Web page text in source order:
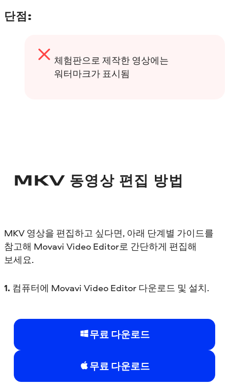
단점:
체험판으로 제작한 영상에는
워터마크가 표시됨
MKV 동영상 편집 방법
MKV 영상을 편집하고 싶다면, 아래 단계별 가이드를
참고해 Movavi Video Editor로 간단하게 편집해
보세요.
1. 컴퓨터에 Movavi Video Editor 다운로드 및 설치.
무료 다운로드
무료 다운로드